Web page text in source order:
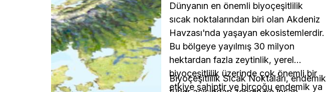
Dünyanın en önemli biyoçeşitlilik
sıcak noktalarından biri olan Akdeniz
Havzası'nda yaşayan ekosistemlerdir.
Bu bölgeye yayılmış 30 milyon
hektardan fazla zeytinlik, yerel
biyoçeşitlilik üzerinde çok önemli bir
etkiye sahiptir ve birçoğu endemik ya
Biyoçeşitlilik Sıcak Noktaları, endemik